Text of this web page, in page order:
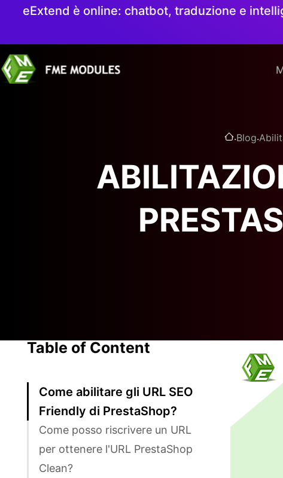
eExtend è online: chatbot, traduzione e
.Blog.
Table of Content
Come abilitare gli URL SEO
Friendly di PrestaShop?
Come posso riscrivere un URL
per ottenere l'URL PrestaShop
Clean?